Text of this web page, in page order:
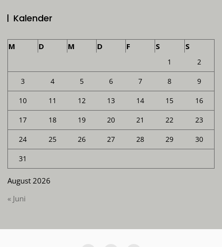
Kalender
August 2026
M D M D F S S
1 2
3 4 5 6 7 8 9
10 11 12 13 14 15 16
17 18 19 20 21 22 23
24 25 26 27 28 29 30
31
« Juni